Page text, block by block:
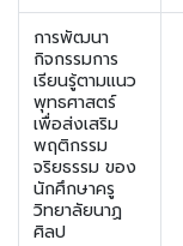
การพัฒนา
กิจกรรมการ
เรียนรู้ตามแนว
พุทธศาสตร์
เพื่อส่งเสริม
พฤติกรรม
จริยธรรม ของ
นักศึกษาครู
วิทยาลัยนาฏ
ศิลป